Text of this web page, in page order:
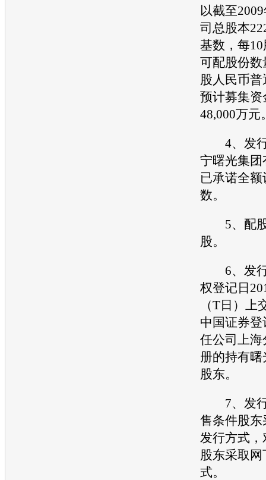
以截至
司总股本
基数，每
可配股份数
股人民币
预计募集
48,000万元
4、发行
宁曙光集团
已承诺全
数。
5、配股
股。
6、发行
权登记日
（T日）上
中国证券
任公司上
册的持有曙
股东。
7、发行
售条件股
发行方式
股东采取
式。